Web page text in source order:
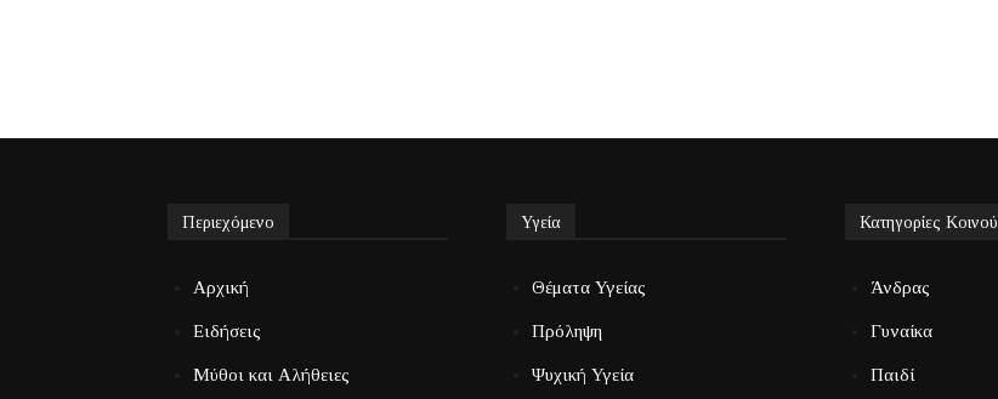
Περιεχόμενο
Αρχική
Ειδήσεις
Μύθοι και Αλήθειες
Υγεία
Θέματα Υγείας
Πρόληψη
Ψυχική Υγεία
Κατηγορίες Κοινού
Άνδρας
Γυναίκα
Παιδί